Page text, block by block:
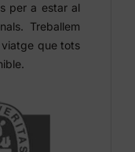
per a estar al
Treballem
que tots